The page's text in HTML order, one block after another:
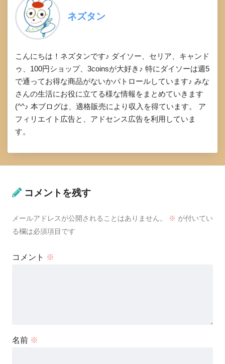
ネズタン
こんにちは！ネズタンです♪ ダイソー、セリア、キャンド
ゥ、100円ショップ、3coinsが大好き♪ 特にダイソーは週5
で通ってお得な商品がないかパトロールしています♪ みな
さんの生活にお役に立てる様な情報をまとめていきます
(^^♪ 本ブログは、適格販売により収入を得ています。 ア
フィリエイト広告と、アドセンス広告を利用していま
す。
コメントを残す
メールアドレスが公開されることはありません。 ※ が付いてい
る欄は必須項目です
コメント ※
名前 ※